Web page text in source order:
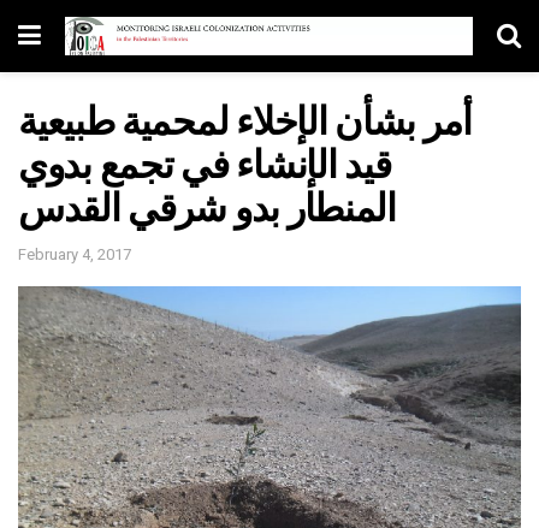
أمر بشأن الإخلاء لمحمية طبيعية
قيد الإنشاء في تجمع بدوي
المنطار بدو شرقي القدس
February 4, 2017